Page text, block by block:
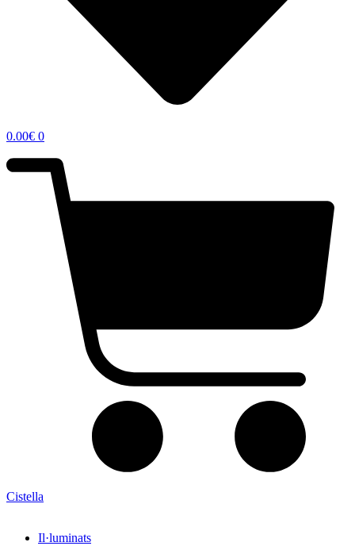
0.00€ 0
Cistella
Il·luminats